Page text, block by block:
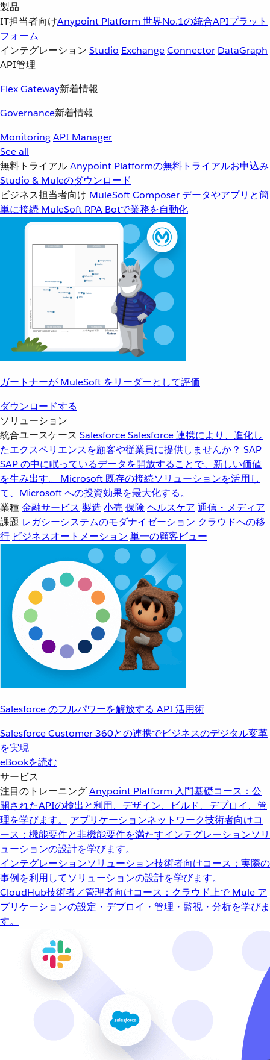
製品
IT担当者向けAnypoint Platform 世界No.1の統合APIプラット
フォーム
インテグレーション Studio ExchangeConnector DataGraph
API管理
Flex Gateway新着情報
Governance新着情報
MonitoringAPI Manager
See all
無料トライアルAnypoint Platformの無料トライアルお申込み
Studio & Muleのダウンロード
ビジネス担当者向け MuleSoft Composer データやアプリと簡
単に接続 MuleSoft RPA Botで業務を自動化
ガートナーが MuleSoft をリーダーとして評価
ダウンロードする
ソリューション
統合ユースケース SalesforceSalesforce 連携により、進化し
たエクスペリエンスを顧客や従業員に提供しませんか？ SAP
SAP の中に眠っているデータを開放することで、新しい価値
を生み出す。
Microsoft 既存の接続ソリューションを活用し
て、Microsoft への投資効果を最大化する。
業種金融サービス 製造 小売 保険 ヘルスケア 通信・メディア
課題 レガシーシステムのモダナイゼーション クラウドへの移
行 ビジネスオートメーション 単一の顧客ビュー
Salesforce のフルパワーを解放する API 活用術
Salesforce Customer 360との連携でビジネスのデジタル変革
を実現
eBookを読む
サービス
注目のトレーニングAnypoint Platform 入門基礎コース：公
開されたAPIの検出と利用、デザイン、ビルド、デプロイ、管
理を学びます。
アプリケーションネットワーク技術者向けコ
ース：機能要件と非機能要件を満たすインテグレーションソリ
ューションの設計を学びます。
インテグレーションソリューション技術者向けコース：実際の
事例を利用してソリューションの設計を学びます。
CloudHub技術者／管理者向けコース：クラウド上で Mule ア
プリケーションの設定・デプロイ・管理・監視・分析を学びま
す。